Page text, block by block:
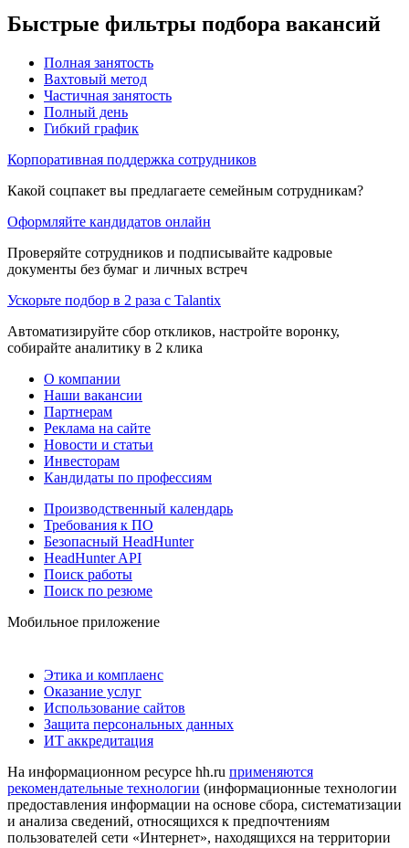
Быстрые фильтры подбора вакансий
Полная занятость
Вахтовый метод
Частичная занятость
Полный день
Гибкий график
Корпоративная поддержка сотрудников
Какой соцпакет вы предлагаете семейным сотрудникам?
Оформляйте кандидатов онлайн
Проверяйте сотрудников и подписывайте кадровые
документы без бумаг и личных встреч
Ускорьте подбор в 2 раза с Talantix
Автоматизируйте сбор откликов, настройте воронку,
собирайте аналитику в 2 клика
О компании
Наши вакансии
Партнерам
Реклама на сайте
Новости и статьи
Инвесторам
Кандидаты по профессиям
Производственный календарь
Требования к ПО
Безопасный HeadHunter
HeadHunter API
Поиск работы
Поиск по резюме
Мобильное приложение
Этика и комплаенс
Оказание услуг
Использование сайтов
Защита персональных данных
ИТ аккредитация
На информационном ресурсе hh.ru применяются
рекомендательные технологии (информационные технологии
предоставления информации на основе сбора, систематизации
и анализа сведений, относящихся к предпочтениям
пользователей сети «Интернет», находящихся на территории